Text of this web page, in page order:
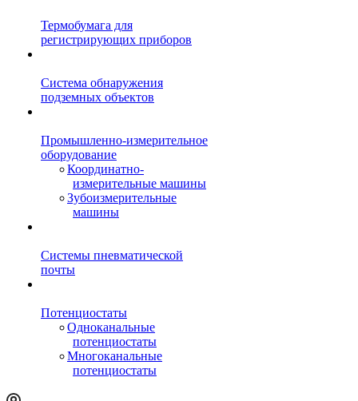
Термобумага для
регистрирующих приборов
Система обнаружения
подземных объектов
Промышленно-измерительное
оборудование
Координатно-
измерительные машины
Зубоизмерительные
машины
Системы пневматической
почты
Потенциостаты
Одноканальные
потенциостаты
Многоканальные
потенциостаты